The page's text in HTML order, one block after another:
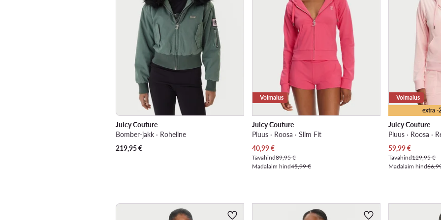
Juicy Couture
Bomber-jakk · Roheline
219,95€
Võimalus
Juicy Couture
Pluus · Roosa · Slim Fit
Praegune hind
40,99€
Tavahind89,95 €
Madalaim hind45,99 €
extra -
Võimalus
Juicy Couture
Pluus · Roosa ·
Praegune hind
59,99€
Tavahind129,95 €
Madalaim hind